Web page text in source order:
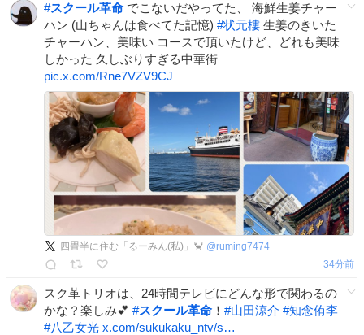
#スクール革命 でこないだやってた、 海鮮生姜チャー
ハン (山ちゃんは食べてた記憶) #状元樓 生姜のきいた
チャーハン、美味い コースで頂いたけど、どれも美味
しかった 久しぶりすぎる中華街
pic.x.com/Rne7VZV9CJ
四畳半に住む「るーみん(私)」🦀 @ruming7474
35分前
スク革トリオは、24時間テレビにどんな形で関わるの
かな？楽しみ💕 #スクール革命 ！ #山田涼介 #知念侑李
#八乙女光 x.com/sukukaku_ntv/s…